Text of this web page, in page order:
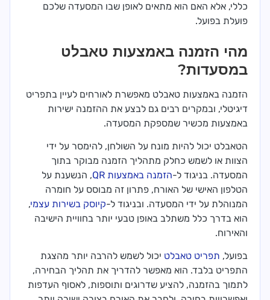
כללי, אלא האם הוא מתאים לאופן שבו המסעדה שלכם
פועלת בפועל.
מהי הזמנה באמצעות טאבלט
במסעדות?
הזמנה באמצעות טאבלט מאפשרת לאורחים לעיין בתפריט
דיגיטלי, ובמקרים רבים גם לבצע את ההזמנה ישירות
באמצעות מכשיר שמספקת המסעדה.
הטאבלט יכול להיות מונח על השולחן, להימסר על ידי
הצוות או לשמש כחלק מתהליך הזמנה מבוקר בתוך
המסעדה. בניגוד ל-הזמנה באמצעות QR
, הנשענת על
הטלפון האישי של האורח, פתרון זה מבוסס על חומרה
המנוהלת על ידי המסעדה. ובניגוד ל-קיוסק בשירות עצמי,
הוא בדרך כלל משתלב באופן טבעי יותר בחוויית הישיבה
והאירוח.
בפועל, תפריט טאבלט יכול לשמש להרבה יותר מהצגת
התפריט בלבד. הוא מאפשר להדריך את תהליך הבחירה,
לתמוך בהזמנה, להציע שדרוגים ותוספות, לאסוף העדפות